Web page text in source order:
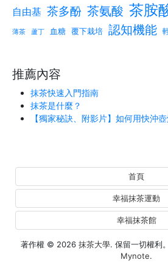
自由基 茶多酚 茶氨酸 茶胺
薄茶 蘆丁 血糖 覆下栽培 認知機能
推薦內容
抹茶快速入門指南
抹茶是什麼？
【獨家秘訣、附影片】如何用快沖
著作權 © 2026 抹茶大學. 保留一切權利
Mynote.
首頁
幸福抹茶運動
幸福抹茶館